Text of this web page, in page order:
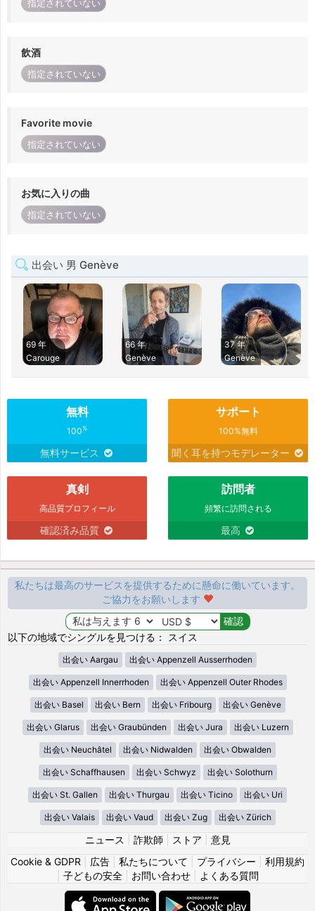
指定されていない
飲酒
指定されていない
Favorite movie
指定されていない
お気に入りの曲
指定されていない
出会い 男 Genève
69 年
Carouge
66 年
Genève
37 年
Genève
無料
100%
無料サービス
サポート
100%無料
聞く耳を持つモデレーター
真剣
高品質プロフィール
確認済み品質
訪問者
頻繁に訪問される
最高
私たちは最高のサービスを提供するために懸命に働いています。
ご協力をお願いします
以下の地域でシングルを見つける： スイス
出会い Aargau 出会い Appenzell Ausserrhoden
出会い Appenzell Innerrhoden 出会い Appenzell Outer Rhodes
出会い Basel 出会い Bern 出会い Fribourg 出会い Genève
出会い Glarus 出会い Graubünden 出会い Jura 出会い Luzern
出会い Neuchâtel 出会い Nidwalden 出会い Obwalden
出会い Schaffhausen 出会い Schwyz 出会い Solothurn
出会い St. Gallen 出会い Thurgau 出会い Ticino 出会い Uri
出会い Valais 出会い Vaud 出会い Zug 出会い Zürich
ニュース 詐欺師 ストア
意見
Cookie & GDPR
広告 私たちについて プライバシー
利用規約
子どもの安全| お問い合わせ| よくある質問